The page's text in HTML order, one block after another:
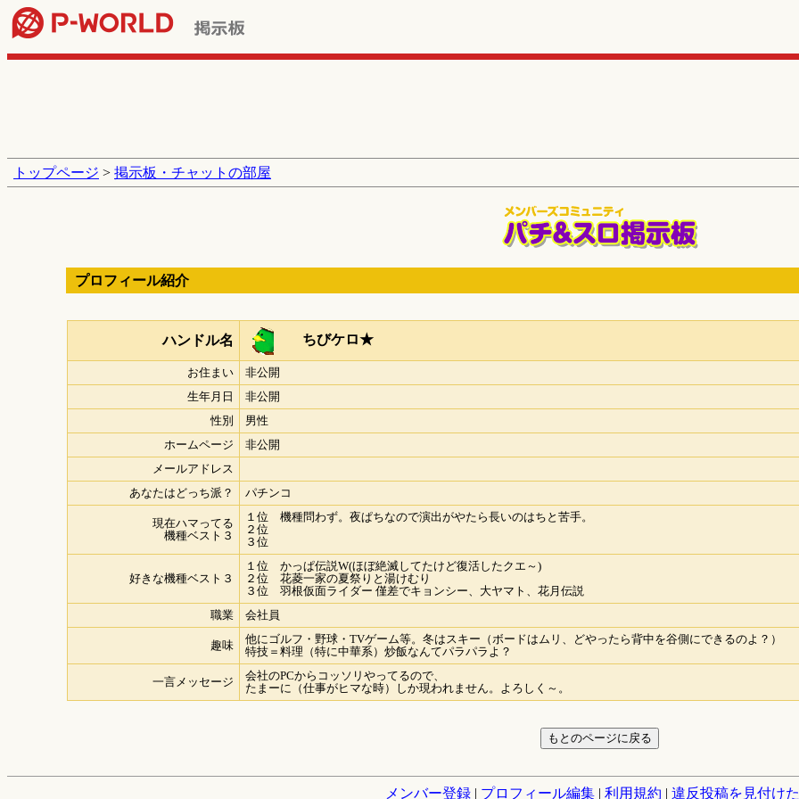
トップページ > 掲示板・チャットの部屋
プロフィール紹介
ハンドル名 ちびケロ★
お住まい
非公開
生年月日
非公開
性別
男性
ホームページ
非公開
メールアドレス
あなたはどっち派？
パチンコ
現在ハマってる
機種ベスト３
１位 機種問わず。夜ぱちなので演出がやたら長いのはちと苦手。
２位
３位
好きな機種ベスト３
１位 かっぱ伝説W(ほぼ絶滅してたけど復活したクエ～)
２位 花菱一家の夏祭りと湯けむり
３位 羽根仮面ライダー 僅差でキョンシー、大ヤマト、花月伝説
職業
会社員
趣味
他にゴルフ・野球・TVゲーム等。冬はスキー（ボードはムリ、どやったら背中を谷側にできるのよ？）
特技＝料理（特に中華系）炒飯なんてパラパラよ？
一言メッセージ
会社のPCからコッソリやってるので、
たまーに（仕事がヒマな時）しか現われません。よろしく～。
メンバー登録| プロフィール編集| 利用規約 | 違反投稿を見付け